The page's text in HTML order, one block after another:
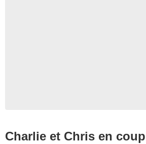
Charlie et Chris en